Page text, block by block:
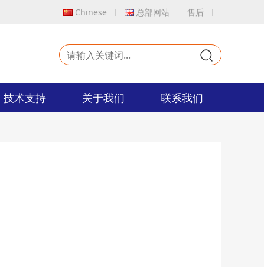
Chinese 总部网站 售后
技术支持 关于我们 联系我们